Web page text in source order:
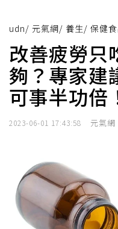
udn/ 元氣網/ 養生/ 保健
改善疲勞只
夠？專家建
可事半功倍
2023-06-01 17:43:58 元氣